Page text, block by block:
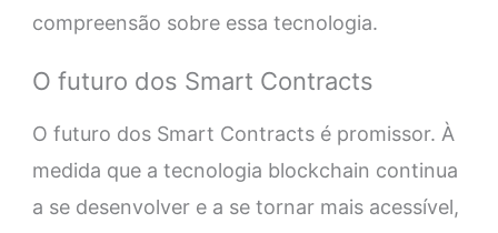
compreensão sobre essa tecnologia.
O futuro dos Smart Contracts
O futuro dos Smart Contracts é promissor. À
medida que a tecnologia blockchain continua
a se desenvolver e a se tornar mais acessível,